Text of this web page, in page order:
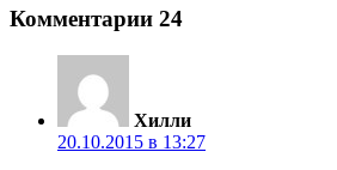
Комментарии 24
Хилли
20.10.2015 в 13:27